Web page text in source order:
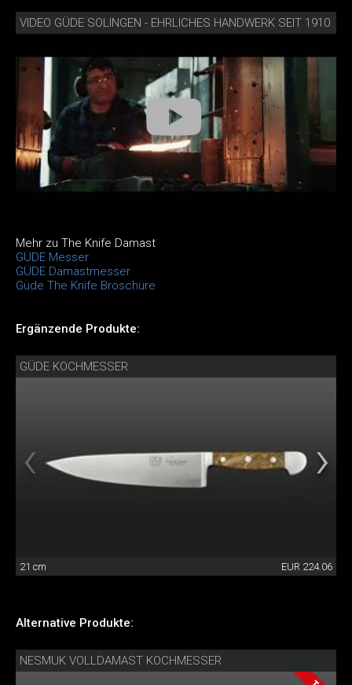
VIDEO GÜDE SOLINGEN - EHRLICHES HANDWERK SEIT 1910
Mehr zu The Knife Damast
GÜDE Messer
GÜDE Damastmesser
Güde The Knife Broschüre
Ergänzende Produkte:
GÜDE KOCHMESSER
21 cm EUR 224.06
Alternative Produkte:
NESMUK VOLLDAMAST KOCHMESSER